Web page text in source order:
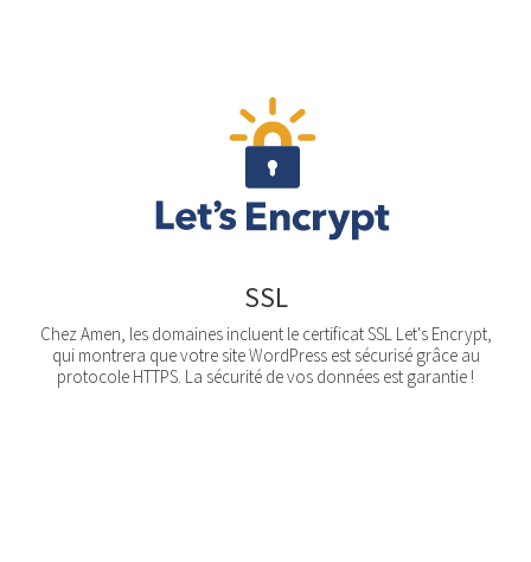
SSL
Chez Amen, les domaines incluent le certificat SSL Let's Encrypt,
qui montrera que votre site WordPress est sécurisé grâce au
protocole HTTPS. La sécurité de vos données est garantie !